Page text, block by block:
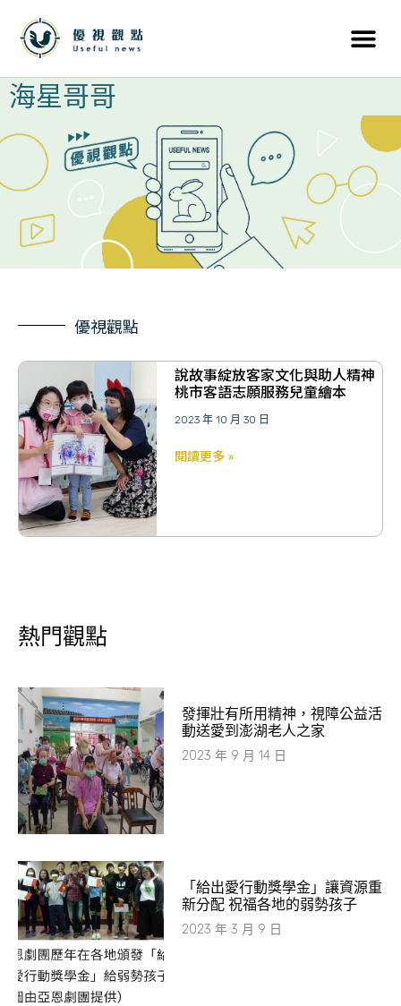
海星哥哥
優視觀點
說故事綻放客家文化與助人精神
桃市客語志願服務兒童繪本
2023 年 10 月 30 日
閱讀更多 »
熱門觀點
發揮壯有所用精神，視障公益活
動送愛到澎湖老人之家
2023 年 9 月 14 日
「給出愛行動獎學金」讓資源重
新分配 祝福各地的弱勢孩子
2023 年 3 月 9 日